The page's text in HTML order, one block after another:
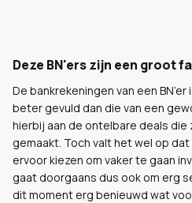
Deze BN'ers zijn een groot
De bankrekeningen van een
beter gevuld dan die van een
hierbij aan de ontelbare deals die
gemaakt. Toch valt het wel op dat
ervoor kiezen om vaker te gaan
gaat doorgaans dus ook om erg
dit moment erg benieuwd wat